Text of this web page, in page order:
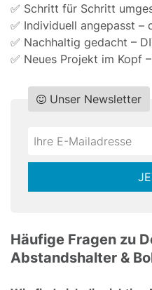
✅ Schritt für Schritt
✅ Individuell angepasst –
✅ Nachhaltig gedacht –
✅ Neues Projekt im Kopf
Do
Unser Newsletter
*Ihre
Häufige Fragen zu
Abstandshalter &